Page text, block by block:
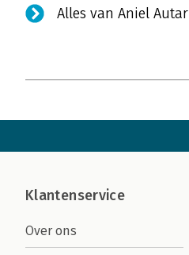
Alles van Aniel Autar
Klantenservice
Over ons